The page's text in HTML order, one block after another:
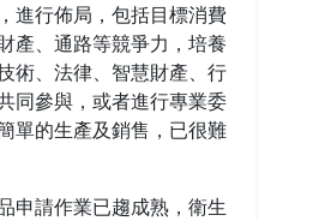
進行佈局，包括目標消費
產、通路等競爭力，培養
術、法律、智慧財產、行
同參與，或者進行專業委
單的生產及銷售，已很難
申請作業已趨成熟，衛生